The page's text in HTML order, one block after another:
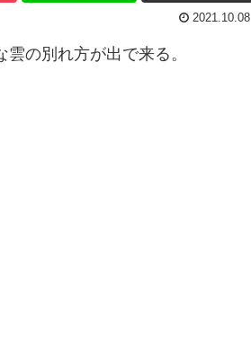
2021.10.08
の別れ方が出で来る。